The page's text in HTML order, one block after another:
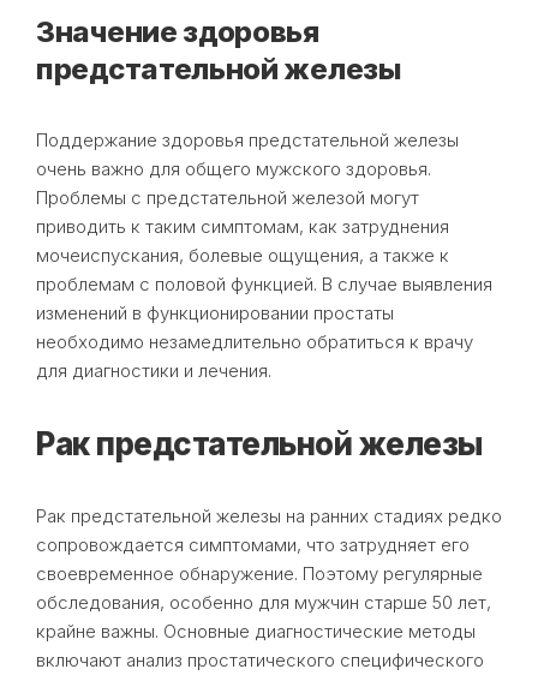
Значение здоровья
предстательной железы
Поддержание здоровья предстательной железы
очень важно для общего мужского здоровья.
Проблемы с предстательной железой могут
приводить к таким симптомам, как затруднения
мочеиспускания, болевые ощущения, а также к
проблемам с половой функцией. В случае выявления
изменений в функционировании простаты
необходимо незамедлительно обратиться к врачу
для диагностики и лечения.
Рак предстательной железы
Рак предстательной железы на ранних стадиях редко
сопровождается симптомами, что затрудняет его
своевременное обнаружение. Поэтому регулярные
обследования, особенно для мужчин старше 50 лет,
крайне важны. Основные диагностические методы
включают анализ простатического специфического